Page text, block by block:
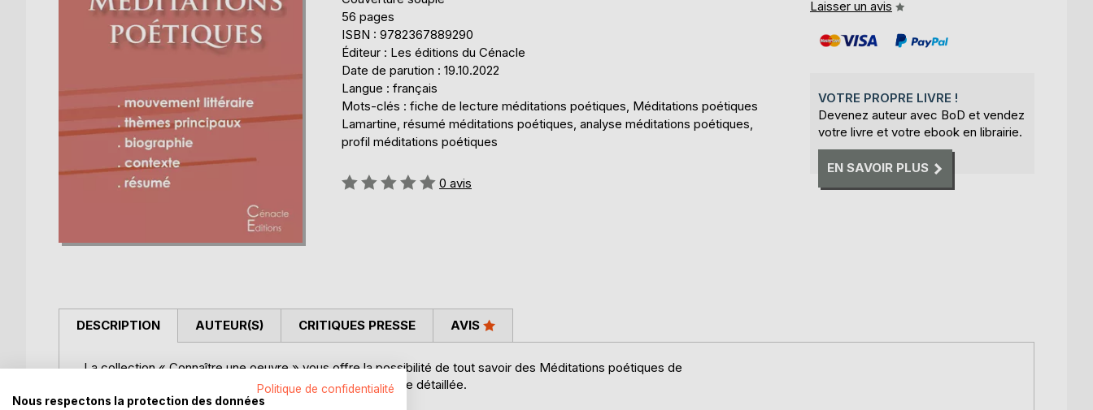
56 pages
ISBN : 9782367889290
Éditeur : Les éditions du Cénacle
Date de parution : 19.10.2022
Langue : français
Mots-clés : fiche de lecture méditations poétiques, Méditations poétiques
Lamartine, résumé méditations poétiques, analyse méditations poétiques,
profil méditations poétiques
Évaluation:
0 avis
Laisser un avis
VOTRE PROPRE LIVRE !
Devenez auteur avec BoD et vendez
votre livre et votre ebook en librairie.
EN SAVOIR PLUS
DESCRIPTION
La collection « Connaître une oeuvre » vous offre la possibilité de tout savoir des Méditations poétiques de
Lamartine grâce à une fiche de lecture aussi complète que détaillée.
AUTEUR(S) CRITIQUES PRESSE AVIS
Politique de confidentialité
Nous respectons la protection des données